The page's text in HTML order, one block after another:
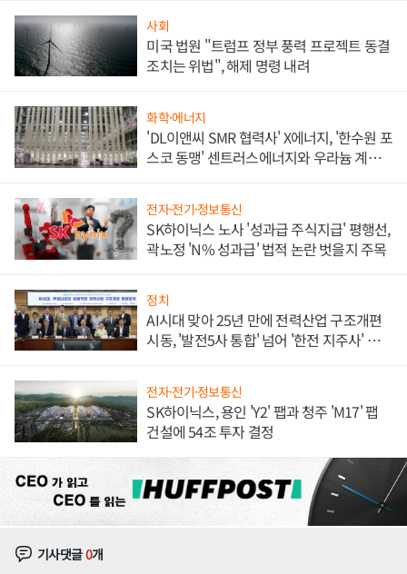
사회
미국 법원 "트럼프 정부 풍력 프로젝트 동결
조치는 위법", 해제 명령 내려
화학·에너지
'DL이앤씨 SMR 협력사' X에너지, '한수원 포
스코 동맹' 센트러스에너지와 우라늄 계약
전자·전기·정보통신
SK하이닉스 노사 '성과급 주식지급' 평행선,
곽노정 'N% 성과급' 법적 논란 벗을지 주목
정치
AI시대 맞아 25년 만에 전력산업 구조개편
시동, '발전5사 통합' 넘어 '한전 지주사' 재편
전자·전기·정보통신
SK하이닉스, 용인 'Y2' 팹과 청주 'M17' 팹
건설에 54조 투자 결정
기사댓글0개